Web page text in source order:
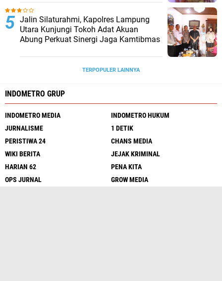
Jalin Silaturahmi, Kapolres Lampung
Utara Kunjungi Tokoh Adat Akuan
Abung Perkuat Sinergi Jaga Kamtibmas
TERPOPULER LAINNYA
INDOMETRO GRUP
INDOMETRO MEDIA
INDOMETRO HUKUM
JURNALISME
1 DETIK
PERISTIWA 24
CHANS MEDIA
WIKI BERITA
JEJAK KRIMINAL
HARIAN 62
PENA KITA
OPS JURNAL
GROW MEDIA